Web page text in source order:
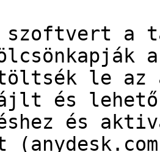
szoftvert a
töltsék le az
és
és